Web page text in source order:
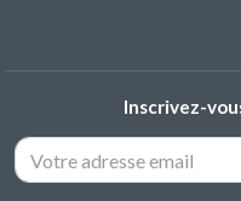
Inscrivez-